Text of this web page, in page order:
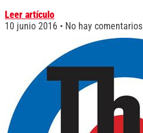
Leer artículo
10 junio 2016
No hay comentarios